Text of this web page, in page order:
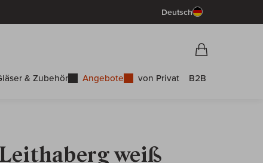
Deutsch
& Zubehör Angebote von Privat B2B
weiß